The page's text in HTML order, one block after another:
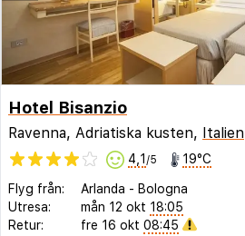
Hotel Bisanzio
Ravenna, Adriatiska kusten, Italien
4,1 /5 19°C
Flyg från: Arlanda - Bologna
Utresa:
mån 12 okt 18:05
Retur:
fre 16 okt 08:45